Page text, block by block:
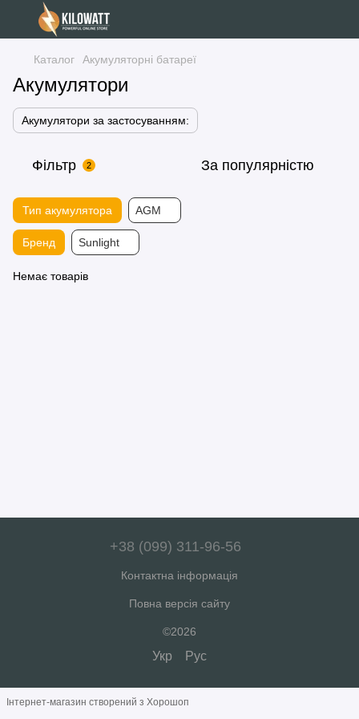
Каталог Акумуляторні батареї
Акумулятори
Акумулятори за застосуванням:
Фільтр 2 За популярністю
Тип акумулятора AGM
Бренд Sunlight
Немає товарів
+38 (099) 311-96-56
Контактна інформація
Повна версія сайту
©2026
Укр Рус
Інтернет-магазин створений з Хорошоп